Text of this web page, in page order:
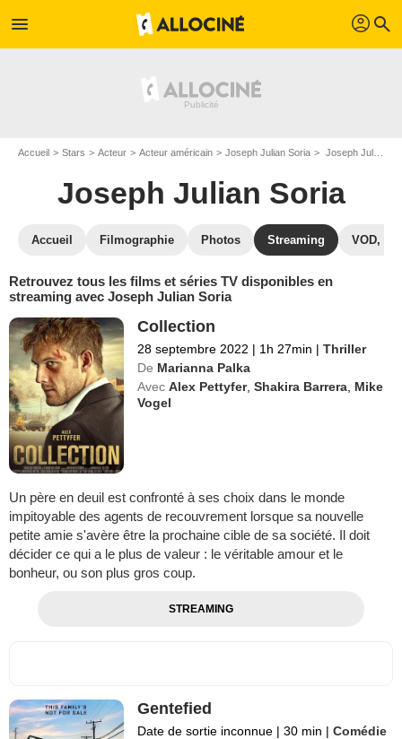
menu profil search
Accueil Stars Acteur Acteur américain Joseph Julian Soria Joseph Julian Soria : Films et séries online
Joseph Julian Soria
Accueil Filmographie Photos Streaming VOD,
Retrouvez tous les films et séries TV disponibles en
streaming avec Joseph Julian Soria
Collection
28 septembre 2022 | 1h 27min | Thriller
De Marianna Palka
Avec Alex Pettyfer,Shakira Barrera Mike
Vogel
Un père en deuil est confronté à ses choix dans le monde
impitoyable des agents de recouvrement lorsque sa nouvelle
petite amie s'avère être la prochaine cible de sa société. Il doit
décider ce qui a le plus de valeur : le véritable amour et le
bonheur, ou son plus gros coup.
STREAMING
Gentefied
Date de sortie inconnue | 30 min | Comédie